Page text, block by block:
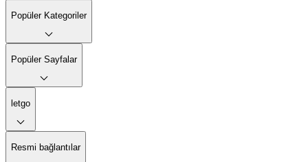
Popüler Kategoriler
Popüler Sayfalar
letgo
Resmi bağlantılar